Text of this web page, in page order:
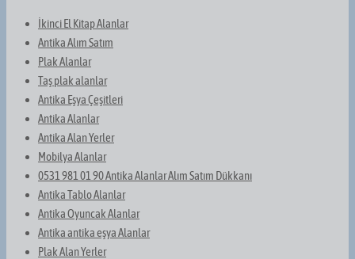
İkinci El Kitap Alanlar
Antika Alım Satım
Plak Alanlar
Taş plak alanlar
Antika Eşya Çeşitleri
Antika Alanlar
Antika Alan Yerler
Mobilya Alanlar
0531 981 01 90 Antika Alanlar Alım Satım Dükkanı
Antika Tablo Alanlar
Antika Oyuncak Alanlar
Antika antika eşya Alanlar
Plak Alan Yerler